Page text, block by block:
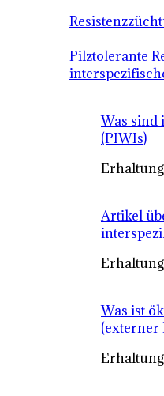
Pilztolerante
Was sind
(PIWIs)
Artikel
Was ist
(externer